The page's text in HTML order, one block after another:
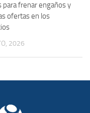
para frenar engaños y
ofertas en los
2026